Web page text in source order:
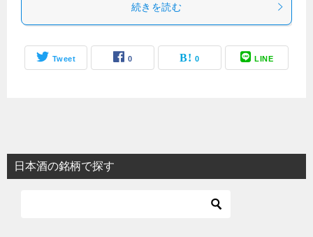
続きを読む
Tweet 0 0 LINE
日本酒の銘柄で探す